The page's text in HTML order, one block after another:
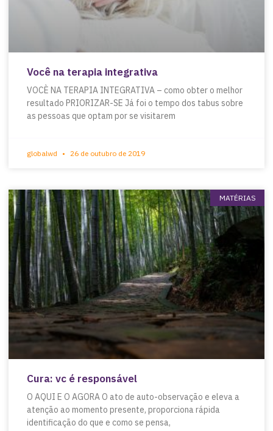
Você na terapia integrativa
VOCÈ NA TERAPIA INTEGRATIVA – como obter o melhor
resultado PRIORIZAR-SE Já foi o tempo dos tabus sobre
as pessoas que optam por se visitarem
globalwd 26 de outubro de 2019
MATÉRIAS
Cura: vc é responsável
O AQUI E O AGORA O ato de auto-observação e eleva a
atenção ao momento presente, proporciona rápida
identificação do que e como se pensa,